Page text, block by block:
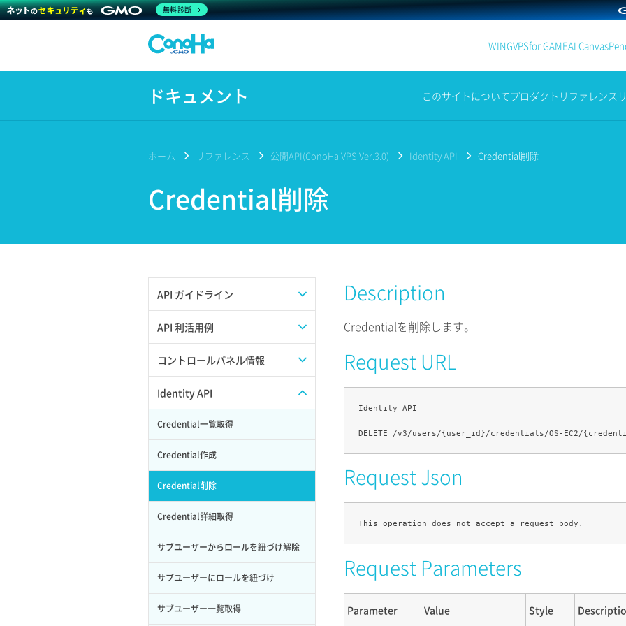
WINGVPSfor GAMEAI Canvas
ドキュメント このサイトについてプロダクト リファレンス
ホーム リファレンス 公開API(ConoHa VPS Ver.3.0) Identity API Credential削除
Credential削除
API ガイドライン
APIのご利用について
API 利活用例
APIでAPIサブユーザーを作成する
APIでVPSにISOイメージを挿入する
APIでVPSを作成する
コントロールパネル情報
APIユーザーを作成する
API情報を確認する
Identity API
Credential一覧取得
Credential作成
Credential削除
Credential詳細取得
サブユーザーからロールを紐づけ解除
サブユーザーにロールを紐づけ
サブユーザー一覧取得
Description
Credentialを削除します。
Request URL
Identity API
Request Json
Request Parameters
Parameter Value Style
無料診断